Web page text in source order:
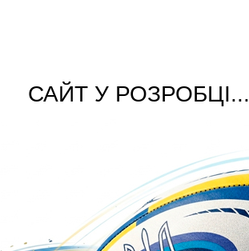
САЙТ У РОЗРОБЦІ...